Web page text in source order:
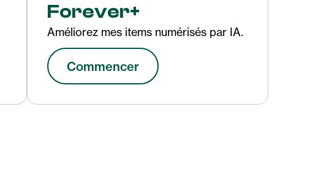
Forever+
Améliorez mes items numérisés par IA.
Commencer